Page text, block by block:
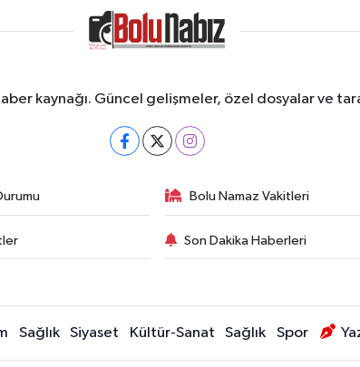
kaynağı. Güncel gelişmeler, özel dosyalar ve
Bolu Namaz Vakitleri
Son Dakika Haberleri
Sağlık Siyaset Kültür-Sanat Sağlık Spor